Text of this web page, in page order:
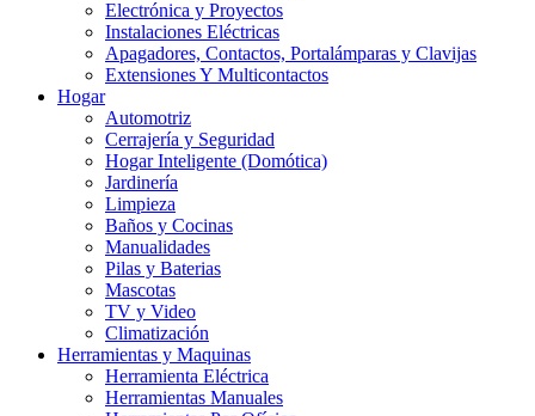
Electrónica y Proyectos
Instalaciones Eléctricas
Apagadores, Contactos, Portalámparas y Clavijas
Extensiones Y Multicontactos
Hogar
Automotriz
Cerrajería y Seguridad
Hogar Inteligente (Domótica)
Jardinería
Limpieza
Baños y Cocinas
Manualidades
Pilas y Baterias
Mascotas
TV y Video
Climatización
Herramientas y Maquinas
Herramienta Eléctrica
Herramientas Manuales